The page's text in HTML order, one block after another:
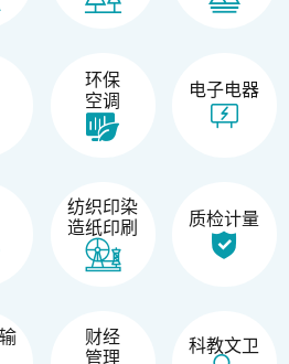
环保
空调
电子电器
纺织印染
造纸印刷
质检计量
财经
管理
科教文卫